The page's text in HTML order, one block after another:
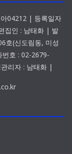
04212 | 등록일자
집인 : 남태화 | 발
호(신도림동, 미성
호 : 02-2679-
리자 : 남태화 |